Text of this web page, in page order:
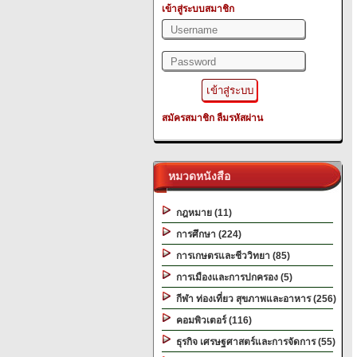
เข้าสู่ระบบสมาชิก
สมัครสมาชิก ลืมรหัสผ่าน
หมวดหนังสือ
กฎหมาย (11)
การศึกษา (224)
การเกษตรและชีววิทยา (85)
การเมืองและการปกครอง (5)
กีฬา ท่องเที่ยว สุขภาพและอาหาร (256)
คอมพิวเตอร์ (116)
ธุรกิจ เศรษฐศาสตร์และการจัดการ (55)